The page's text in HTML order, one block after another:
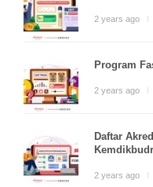
2 years ago
Program
2 years ago
Daftar
2 years ago